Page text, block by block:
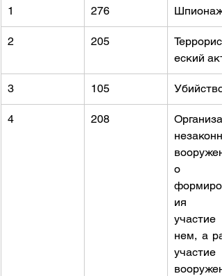
1 276 Шпионаж
2 205
еский акт
3 105 Убийство
4 208
о
ия
нем, а